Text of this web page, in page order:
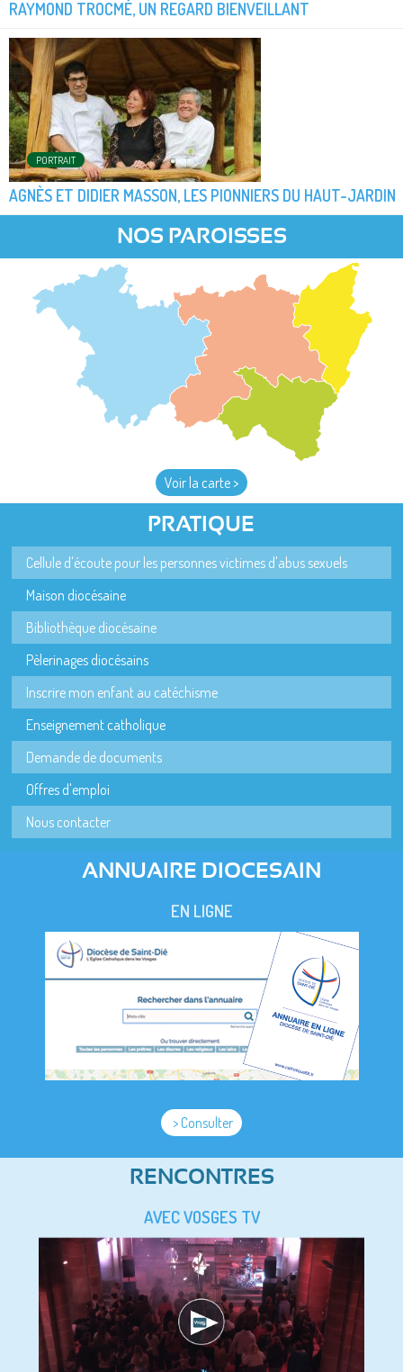
RAYMOND TROCMÉ, UN REGARD BIENVEILLANT
PORTRAIT
AGNÈS ET DIDIER MASSON, LES PIONNIERS DU HAUT-JARDIN
NOS PAROISSES
Voir la carte >
PRATIQUE
Cellule d'écoute pour les personnes victimes d'abus sexuels
Maison diocésaine
Bibliothèque diocésaine
Pèlerinages diocésains
Inscrire mon enfant au catéchisme
Enseignement catholique
Demande de documents
Offres d'emploi
Nous contacter
ANNUAIRE DIOCESAIN
EN LIGNE
> Consulter
RENCONTRES
AVEC VOSGES TV